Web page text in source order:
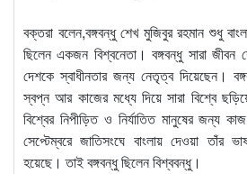
বক্তরা বলেন,বঙ্গবন্ধু শেখ মুজিবুর রহমান শুধু
ছিলেন একজন বিশ্বনেতা। বঙ্গবন্ধু সারা
দেশকে স্বাধীনতার জন্য নেতৃত্ব দিয়েছেন।
স্বপ্ন আর কাজের মধ্যে দিয়ে সারা বিশ্বে
বিশ্বের নিপীড়িত ও নির্যাতিত মানুষের জন্য
সেপ্টেম্বরে জাতিসংঘে বাংলায় দেওয়া তাঁর
হয়েছে। তাই বঙ্গবন্ধু ছিলেন বিশ্ববন্ধু।